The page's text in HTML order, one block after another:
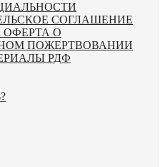
СОГЛАШЕНИЕ
О
ПОЖЕРТВОВАНИИ
РДФ